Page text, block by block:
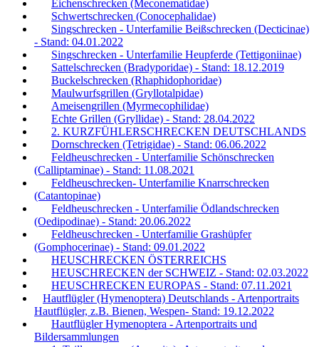
Eichenschrecken (Meconematidae)
Schwertschrecken (Conocephalidae)
Singschrecken - Unterfamilie Beißschrecken (Decticinae)
- Stand: 04.01.2022
Singschrecken - Unterfamilie Heupferde (Tettigoniinae)
Sattelschrecken (Bradyporidae) - Stand: 18.12.2019
Buckelschrecken (Rhaphidophoridae)
Maulwurfsgrillen (Gryllotalpidae)
Ameisengrillen (Myrmecophilidae)
Echte Grillen (Gryllidae) - Stand: 28.04.2022
2. KURZFÜHLERSCHRECKEN DEUTSCHLANDS
Dornschrecken (Tetrigidae) - Stand: 06.06.2022
Feldheuschrecken - Unterfamilie Schönschrecken
(Calliptaminae) - Stand: 11.08.2021
Feldheuschrecken- Unterfamilie Knarrschrecken
(Catantopinae)
Feldheuschrecken - Unterfamilie Ödlandschrecken
(Oedipodinae) - Stand: 20.06.2022
Feldheuschrecken - Unterfamilie Grashüpfer
(Gomphocerinae) - Stand: 09.01.2022
HEUSCHRECKEN ÖSTERREICHS
HEUSCHRECKEN der SCHWEIZ - Stand: 02.03.2022
HEUSCHRECKEN EUROPAS - Stand: 07.11.2021
Hautflügler (Hymenoptera) Deutschlands - Artenportraits
Hautflügler, z.B. Bienen, Wespen- Stand: 19.12.2022
Hautflügler Hymenoptera - Artenportraits und
Bildersammlungen